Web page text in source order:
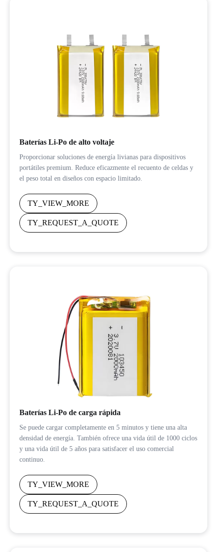
Baterías Li-Po de alto voltaje
Proporcionar soluciones de energía livianas para dispositivos
portátiles premium. Reduce eficazmente el recuento de celdas y
el peso total en diseños con espacio limitado.
TY_VIEW_MORE
TY_REQUEST_A_QUOTE
Baterías Li-Po de carga rápida
Se puede cargar completamente en 5 minutos y tiene una alta
densidad de energía. También ofrece una vida útil de 1000 ciclos
y una vida útil de 5 años para satisfacer el uso comercial
continuo.
TY_VIEW_MORE
TY_REQUEST_A_QUOTE